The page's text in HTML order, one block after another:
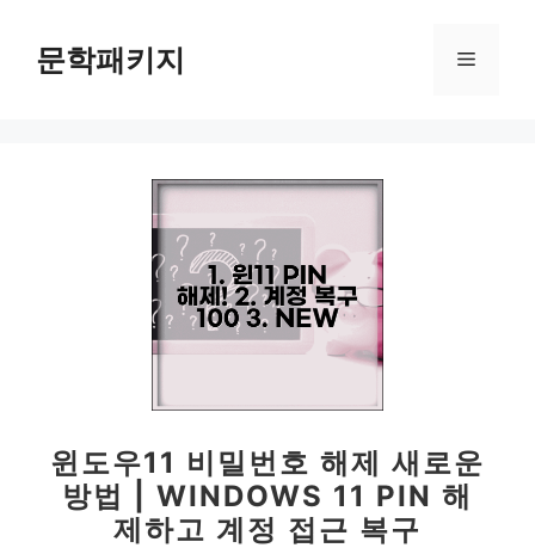
문학패키지 메
윈도우11 비밀번호 해제 새로운
방법 | WINDOWS 11 PIN 해
제하고 계정 접근 복구